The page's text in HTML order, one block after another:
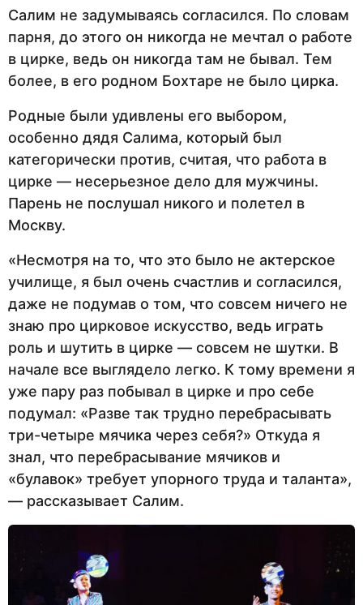
Салим не задумываясь согласился. По словам
парня, до этого он никогда не мечтал о работе
в цирке, ведь он никогда там не бывал. Тем
более, в его родном Бохтаре не было цирка.
Родные были удивлены его выбором,
особенно дядя Салима, который был
категорически против, считая, что работа в
цирке — несерьезное дело для мужчины.
Парень не послушал никого и полетел в
Москву.
«Несмотря на то, что это было не актерское
училище, я был очень счастлив и согласился,
даже не подумав о том, что совсем ничего не
знаю про цирковое искусство, ведь играть
роль и шутить в цирке — совсем не шутки. В
начале все выглядело легко. К тому времени я
уже пару раз побывал в цирке и про себе
подумал: «Разве так трудно перебрасывать
три-четыре мячика через себя?» Откуда я
знал, что перебрасывание мячиков и
«булавок» требует упорного труда и таланта»,
— рассказывает Салим.